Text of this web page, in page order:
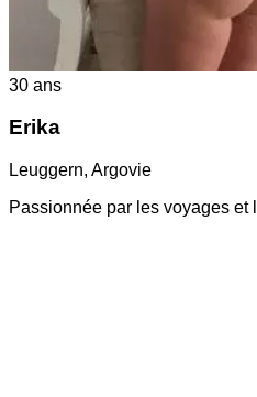
30 ans
Erika
Leuggern, Argovie
Passionnée par les voyages